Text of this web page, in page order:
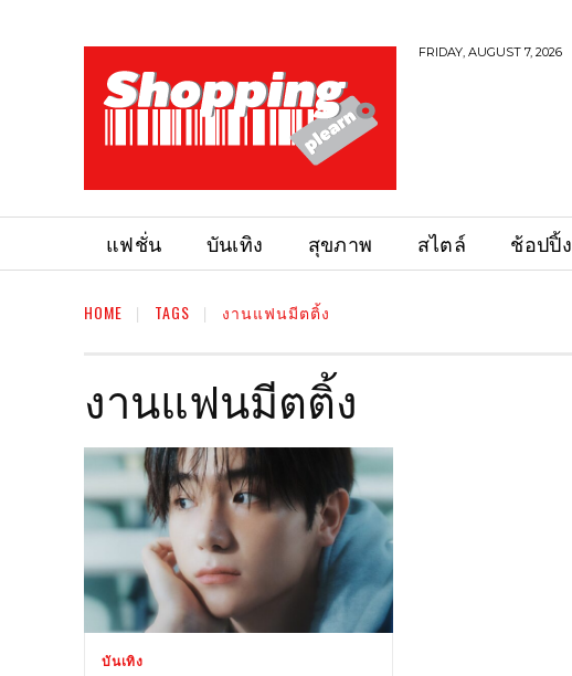
FRIDAY, AUGUST 7, 2026
แฟชั่น บันเทิง สุขภาพ สไตล์ ช้อปปิ้ง
HOME TAGS งานแฟนมีตติ้ง
งานแฟนมีตติ้ง
บันเทิง